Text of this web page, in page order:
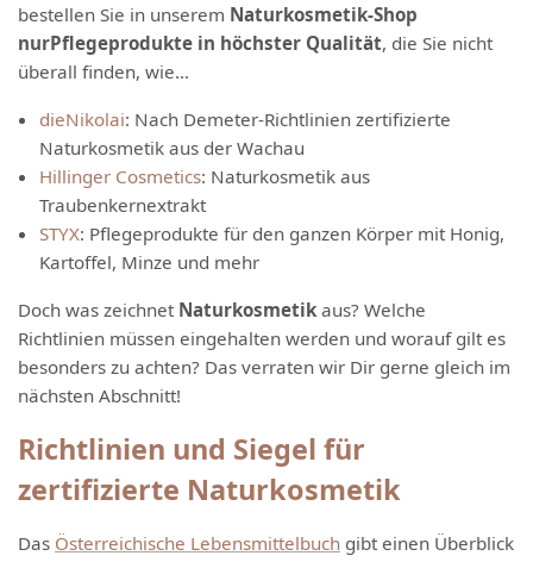
bestellen Sie in unserem Naturkosmetik-Shop
nurPflegeprodukte in höchster Qualität, die Sie nicht
überall finden, wie…
dieNikolai: Nach Demeter-Richtlinien zertifizierte
Naturkosmetik aus der Wachau
Hillinger Cosmetics: Naturkosmetik aus
Traubenkernextrakt
STYX: Pflegeprodukte für den ganzen Körper mit Honig,
Kartoffel, Minze und mehr
Doch was zeichnet Naturkosmetik aus? Welche
Richtlinien müssen eingehalten werden und worauf gilt es
besonders zu achten? Das verraten wir Dir gerne gleich im
nächsten Abschnitt!
Richtlinien und Siegel für
zertifizierte Naturkosmetik
Das Österreichische Lebensmittelbuch gibt einen Überblick